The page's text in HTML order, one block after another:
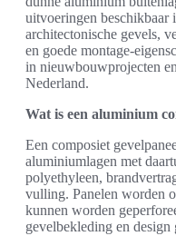
uitvoeringen beschikbaar
architectonische gevels,
en goede montage-
in nieuwbouwprojecten
Nederland.
Wat is een aluminium
Een composiet
aluminiumlagen met
polyethyleen,
vulling. Panelen worden
kunnen worden
gevelbekleding en design